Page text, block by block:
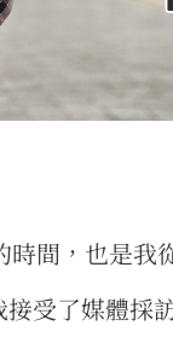
間，也是我
受了媒體採